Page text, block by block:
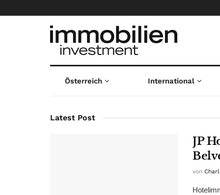
immobilien
Österreich International
Latest Post
JP
von